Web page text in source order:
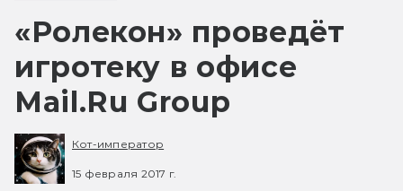
«Ролекон» проведёт
игротеку в офисе
Mail.Ru Group
Кот-император
15 февраля 2017 г.